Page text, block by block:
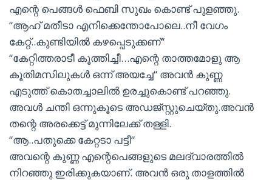
എന്റെ പെങ്ങൾ ഫെബി സുഖം കൊണ്ട് പുളഞ്ഞു.
“ആഹ് മതീടാ എനിക്കെന്തോപോലെ..നീ വേഗം
കേറ്റ്..കുണ്ടിയിൽ കഴപ്പെടുക്കണ്“
“കേറ്റിത്തരാടീ കൂത്തിച്ചീ…എന്റെ താത്തമോളു ആ
കൂതിമസിലുകൾ ഒന്ന് അയച്ചേ“ അവൻ കുണ്ണ
എടുത്ത് കൊതച്ചാലിൽ ഉരച്ചുകൊണ്ട് പറഞ്ഞു.
അവൾ ചന്തി ഒന്നുകൂടെ അഡജ്സ്റ്റുചെയ്തു.അവൻ
തന്റെ അരക്കെട്ട് മുന്നിലേക്ക് തള്ളി.
“ആ..പതുക്കെ കേറ്റടാ പട്ടീ“
അവന്റെ കുണ്ണ എന്റെപെങ്ങളുടെ മലദ്വാരത്തിൽ
നിറഞ്ഞു ഇരിക്കുകയാണ്. അവൻ ഒരു താളത്തിൽ